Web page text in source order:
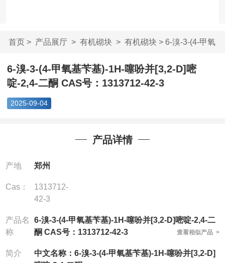
首页> 产品展厅> 有机砌块> 有机砌块> 6-溴-3-(4-甲氧
基苄基)-1H-噻...
6-溴-3-(4-甲氧基苄基)-1H-噻吩并[3,2-D]嘧
啶-2,4-二酮 CAS号：1313712-42-3
2025-09-04
产品详情
产地 郑州
Cas：
1313712-
42-3
产品名
称
6-溴-3-(4-甲氧基苄基)-1H-噻吩并[3,2-D]嘧啶-2,4-二
酮 CAS号：1313712-42-3
查看相似产品 >
简介 中文名称： 6-溴-3-(4-甲氧基苄基)-1H-噻吩并[3,2-D]